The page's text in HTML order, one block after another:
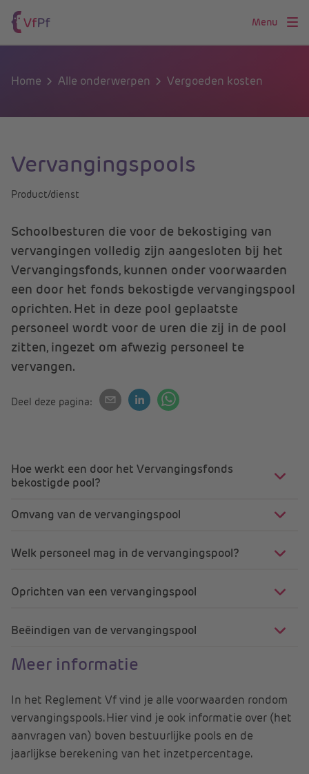
Menu
Home Alle onderwerpen Vergoeden kosten
Vervangingspools
Product/dienst
Schoolbesturen die voor de bekostiging van
vervangingen volledig zijn aangesloten bij het
Vervangingsfonds, kunnen onder voorwaarden
een door het fonds bekostigde vervangingspool
oprichten. Het in deze pool geplaatste
personeel wordt voor de uren die zij in de pool
zitten, ingezet om afwezig personeel te
vervangen.
Deel deze pagina:
Hoe werkt een door het Vervangingsfonds
bekostigde pool?
Omvang van de vervangingspool
Welk personeel mag in de vervangingspool?
Oprichten van een vervangingspool
Beëindigen van de vervangingspool
Meer informatie
In het Reglement Vf vind je alle voorwaarden rondom
vervangingspools. Hier vind je ook informatie over (het
aanvragen van) boven bestuurlijke pools en de
jaarlijkse berekening van het inzetpercentage.